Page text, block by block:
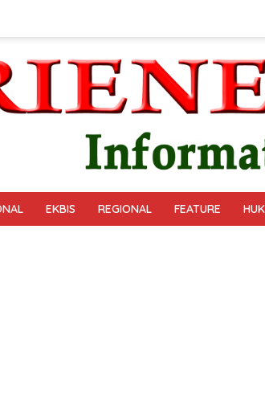
EKBIS REGIONAL FEATURE